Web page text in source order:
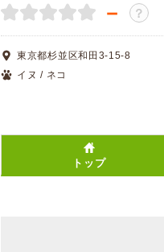
－ ？
東京都杉並区和田3-15-8
イヌ / ネコ
トップ